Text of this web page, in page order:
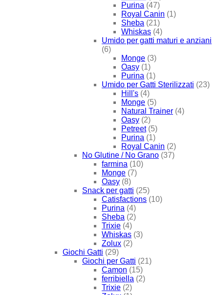
Purina (47)
Royal Canin (1)
Sheba (21)
Whiskas (4)
Umido per gatti maturi e anziani
(6)
Monge (3)
Oasy (1)
Purina (1)
Umido per Gatti Sterilizzati (23)
Hill's (4)
Monge (5)
Natural Trainer (4)
Oasy (2)
Petreet (5)
Purina (1)
Royal Canin (2)
No Glutine / No Grano (37)
farmina (10)
Monge (7)
Oasy (8)
Snack per gatti (25)
Catisfactions (10)
Purina (4)
Sheba (2)
Trixie (4)
Whiskas (3)
Zolux (2)
Giochi Gatti (29)
Giochi per Gatti (21)
Camon (15)
ferribiella (2)
Trixie (2)